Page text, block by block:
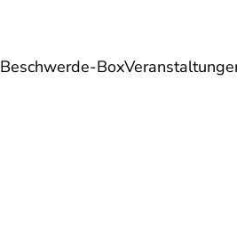
Beschwerde-Box
Gesundheit Energie